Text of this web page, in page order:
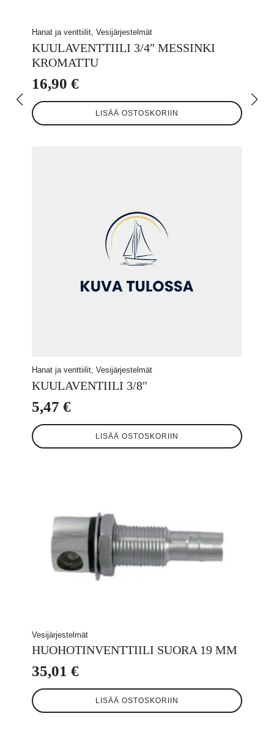
Hanat ja venttiilit, Vesijärjestelmät
KUULAVENTTIILI 3/4″ MESSINKI
KROMATTU
16,90 €
LISÄÄ OSTOSKORIIN
Hanat ja venttiilit, Vesijärjestelmät
KUULAVENTIILI 3/8″
5,47 €
LISÄÄ OSTOSKORIIN
Vesijärjestelmät
HUOHOTINVENTTIILI SUORA 19 MM
35,01 €
LISÄÄ OSTOSKORIIN